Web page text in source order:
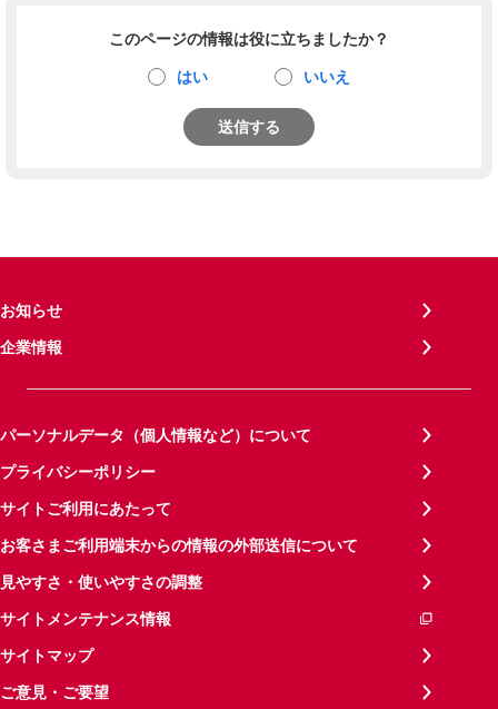
このページの情報は役に立ちましたか？
はい いいえ
送信する
お知らせ
企業情報
パーソナルデータ（個人情報など）について
プライバシーポリシー
サイトご利用にあたって
お客さまご利用端末からの情報の外部送信について
見やすさ・使いやすさの調整
サイトメンテナンス情報
サイトマップ
ご意見・ご要望